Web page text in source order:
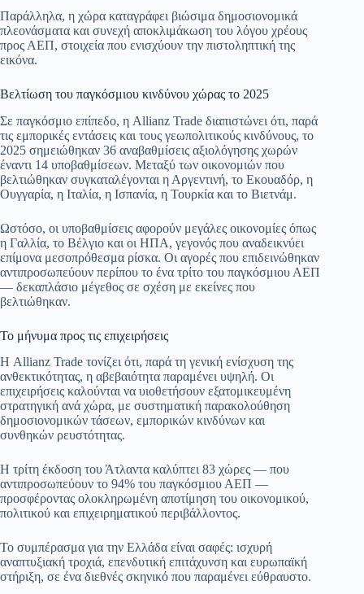
Παράλληλα, η χώρα καταγράφει βιώσιμα δημοσιονομικά
πλεονάσματα και συνεχή αποκλιμάκωση του λόγου χρέους
προς ΑΕΠ, στοιχεία που ενισχύουν την πιστοληπτική της
εικόνα.
Βελτίωση του παγκόσμιου κινδύνου χώρας το 2025
Σε παγκόσμιο επίπεδο, η Allianz Trade διαπιστώνει ότι, παρά
τις εμπορικές εντάσεις και τους γεωπολιτικούς κινδύνους, το
2025 σημειώθηκαν 36 αναβαθμίσεις αξιολόγησης χωρών
έναντι 14 υποβαθμίσεων. Μεταξύ των οικονομιών που
βελτιώθηκαν συγκαταλέγονται η Αργεντινή, το Εκουαδόρ, η
Ουγγαρία, η Ιταλία, η Ισπανία, η Τουρκία και το Βιετνάμ.
Ωστόσο, οι υποβαθμίσεις αφορούν μεγάλες οικονομίες όπως
η Γαλλία, το Βέλγιο και οι ΗΠΑ, γεγονός που αναδεικνύει
επίμονα μεσοπρόθεσμα ρίσκα. Οι αγορές που επιδεινώθηκαν
αντιπροσωπεύουν περίπου το ένα τρίτο του παγκόσμιου ΑΕΠ
— δεκαπλάσιο μέγεθος σε σχέση με εκείνες που
βελτιώθηκαν.
Το μήνυμα προς τις επιχειρήσεις
Η Allianz Trade τονίζει ότι, παρά τη γενική ενίσχυση της
ανθεκτικότητας, η αβεβαιότητα παραμένει υψηλή. Οι
επιχειρήσεις καλούνται να υιοθετήσουν εξατομικευμένη
στρατηγική ανά χώρα, με συστηματική παρακολούθηση
δημοσιονομικών τάσεων, εμπορικών κινδύνων και
συνθηκών ρευστότητας.
Η τρίτη έκδοση του Άτλαντα καλύπτει 83 χώρες — που
αντιπροσωπεύουν το 94% του παγκόσμιου ΑΕΠ —
προσφέροντας ολοκληρωμένη αποτίμηση του οικονομικού,
πολιτικού και επιχειρηματικού περιβάλλοντος.
Το συμπέρασμα για την Ελλάδα είναι σαφές: ισχυρή
αναπτυξιακή τροχιά, επενδυτική επιτάχυνση και ευρωπαϊκή
στήριξη, σε ένα διεθνές σκηνικό που παραμένει εύθραυστο.